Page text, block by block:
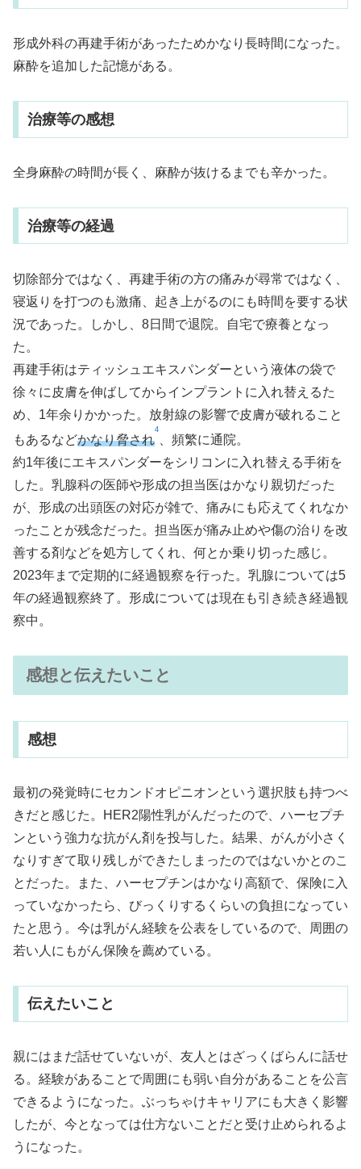
形成外科の再建手術があったためかなり長時間になった。
麻酔を追加した記憶がある。
治療等の感想
全身麻酔の時間が長く、麻酔が抜けるまでも辛かった。
治療等の経過
切除部分ではなく、再建手術の方の痛みが尋常ではなく、
寝返りを打つのも激痛、起き上がるのにも時間を要する状
況であった。しかし、8日間で退院。自宅で療養となっ
た。
再建手術はティッシュエキスパンダーという液体の袋で
徐々に皮膚を伸ばしてからインプラントに入れ替えるた
め、1年余りかかった。放射線の影響で皮膚が破れること
もあるなどかなり脅され
4
、頻繁に通院。
約1年後にエキスパンダーをシリコンに入れ替える手術を
した。乳腺科の医師や形成の担当医はかなり親切だった
が、形成の出頭医の対応が雑で、痛みにも応えてくれなか
ったことが残念だった。担当医が痛み止めや傷の治りを改
善する剤などを処方してくれ、何とか乗り切った感じ。
2023年まで定期的に経過観察を行った。乳腺については5
年の経過観察終了。形成については現在も引き続き経過観
察中。
感想と伝えたいこと
感想
最初の発覚時にセカンドオピニオンという選択肢も持つべ
きだと感じた。HER2陽性乳がんだったので、ハーセプチ
ンという強力な抗がん剤を投与した。結果、がんが小さく
なりすぎて取り残しができたしまったのではないかとのこ
とだった。また、ハーセプチンはかなり高額で、保険に入
っていなかったら、びっくりするくらいの負担になってい
たと思う。今は乳がん経験を公表をしているので、周囲の
若い人にもがん保険を薦めている。
伝えたいこと
親にはまだ話せていないが、友人とはざっくばらんに話せ
る。経験があることで周囲にも弱い自分があることを公言
できるようになった。ぶっちゃけキャリアにも大きく影響
したが、今となっては仕方ないことだと受け止められるよ
うになった。